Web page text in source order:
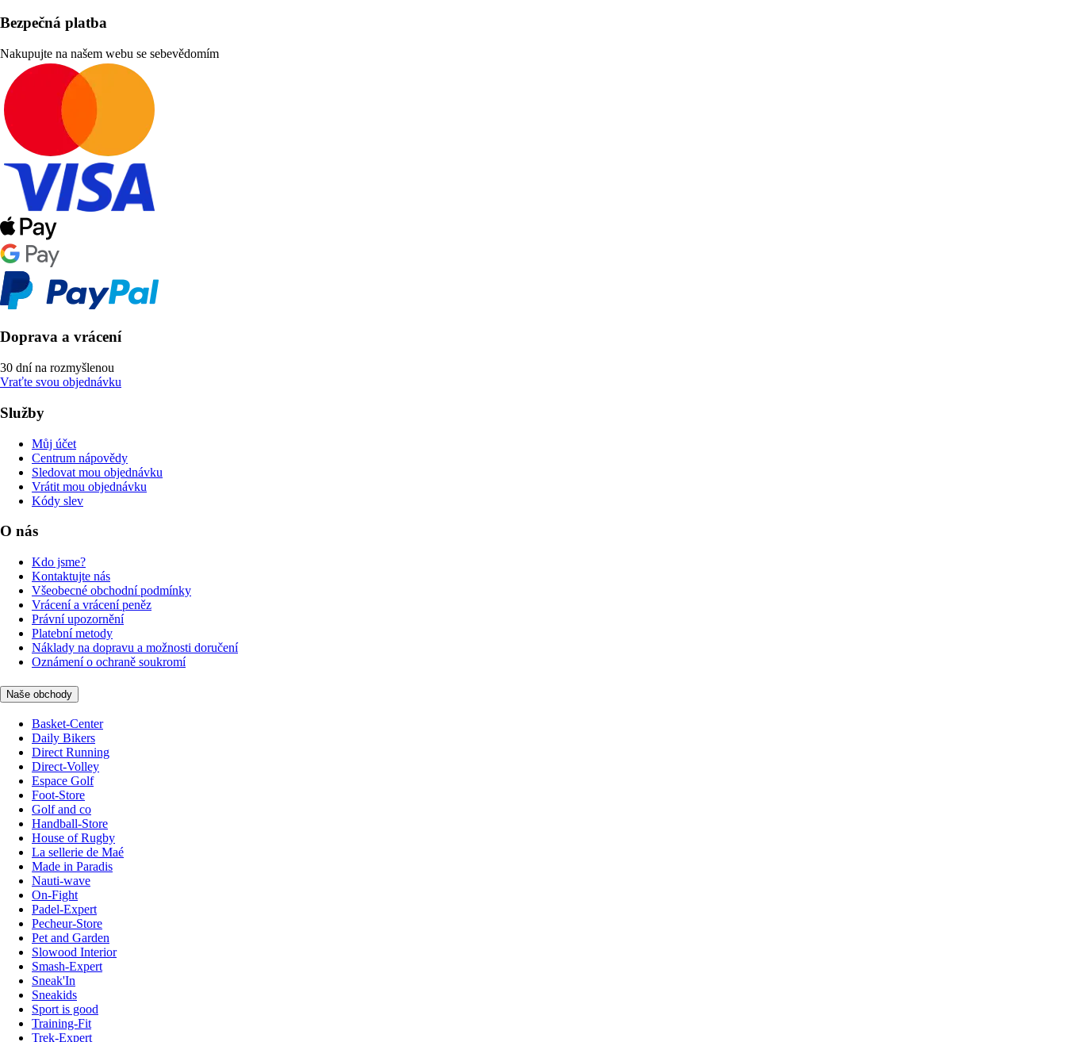
Bezpečná platba
Nakupujte na našem webu se sebevědomím
Doprava a vrácení
30 dní na rozmyšlenou
Vraťte svou objednávku
Služby
Můj účet
Centrum nápovědy
Sledovat mou objednávku
Vrátit mou objednávku
Kódy slev
O nás
Kdo jsme?
Kontaktujte nás
Všeobecné obchodní podmínky
Vrácení a vrácení peněz
Právní upozornění
Platební metody
Náklady na dopravu a možnosti doručení
Oznámení o ochraně soukromí
Naše obchody
Basket-Center
Daily Bikers
Direct Running
Direct-Volley
Espace Golf
Foot-Store
Golf and co
Handball-Store
House of Rugby
La sellerie de Maé
Made in Paradis
Nauti-wave
On-Fight
Padel-Expert
Pecheur-Store
Pet and Garden
Slowood Interior
Smash-Expert
Sneak'In
Sneakids
Sport is good
Training-Fit
Trek-Expert